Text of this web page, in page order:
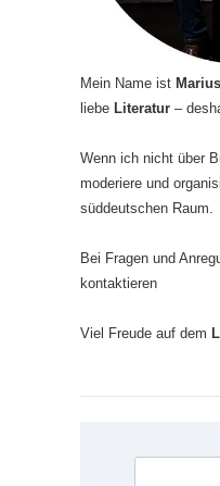
Mein Name ist
liebe Literatur –
Wenn ich nicht über
moderiere und
süddeutschen Raum.
Bei Fragen und
kontaktieren
Viel Freude auf dem